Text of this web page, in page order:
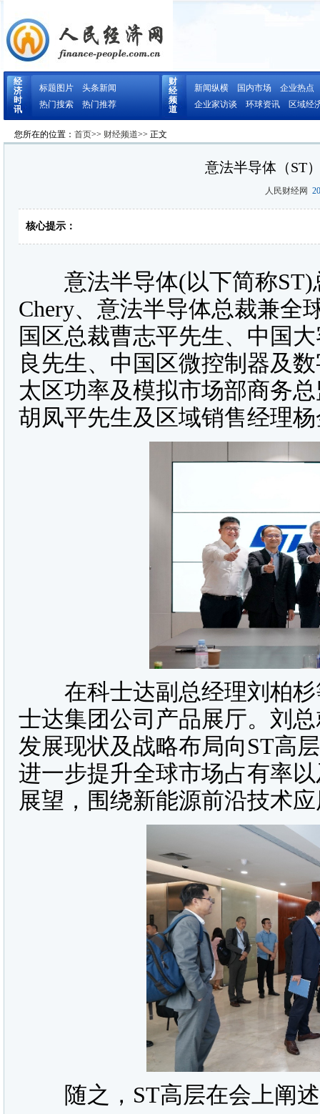
经
济
时
讯
标题图片
头条新闻
热门搜索
热门推荐
财
经
频
道
新闻纵横 国内市场
企业热点
企业家访谈
环球资讯 区域经
您所在的位置： 首页>> 财经频道>> 正文
意法半导体（ST
人民财经网
核心提示：
意法半导体(以下简称ST)
Chery、意法半导体总裁兼全
国区总裁曹志平先生、中国
良先生、中国区微控制器及
太区功率及模拟市场部商务
胡凤平先生及区域销售经理
在科士达副总经理刘柏杉
士达集团公司产品展厅。刘
发展现状及战略布局向ST高
进一步提升全球市场占有率
展望，围绕新能源前沿技术
随之，ST高层在会上阐述